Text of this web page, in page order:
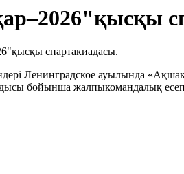
Ленинградское ауылында
бойынша жалпыкомандалық